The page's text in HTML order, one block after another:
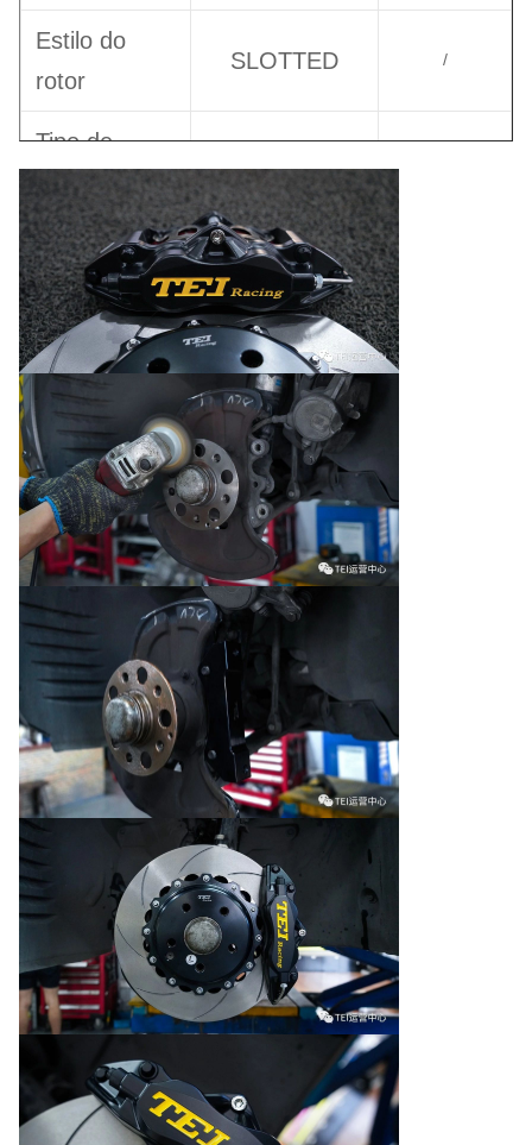
Estilo do
rotor
SLOTTED /
Tipo de
parafuso
Tipo de
pastilha de
travão
SPPA
Observação:1.Pode clicar no modelo do calibre
para verificar as informações dos produtos.Por
exemplo,Pode clicarP40NSPara verificar as
informações sobre os travões P40NS.
2.SPPA=Pedaço de travão de cerâmica
normal,SPPL=Pedaço de travão de metal
normal
SSS,XSS,MSS=Pedaço de travão de metal de
corrida